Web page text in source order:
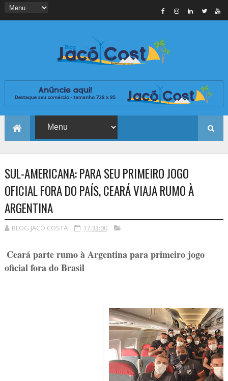
SUL-AMERICANA: PARA SEU PRIMEIRO JOGO
OFICIAL FORA DO PAÍS, CEARÁ VIAJA RUMO À
ARGENTINA
BLOG JACÓ COSTA 17:33:00
Ceará parte rumo à Argentina para primeiro jogo
oficial fora do Brasil